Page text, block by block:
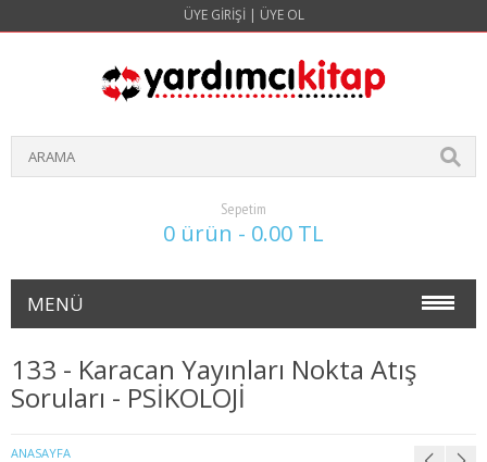
ÜYE GIRIŞI | ÜYE OL
Sepetim
0 ürün - 0.00 TL
MENÜ
İŞLETME
1. SINIF 1. YARIYIL İŞLETME
133 - Karacan Yayınları Nokta Atış
Soruları - PSİKOLOJİ
ANASAYFA